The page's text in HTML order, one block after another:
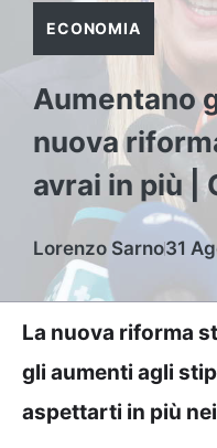
ECONOMIA
Aumentano
nuova
avrai in più |
Lorenzo Sarno31
La nuova riforma
gli aumenti agli
aspettarti in più